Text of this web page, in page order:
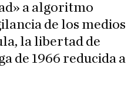
a algoritmo
de los medios
la libertad de
de 1966 reducida a